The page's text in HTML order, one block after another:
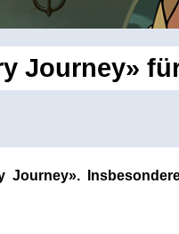
Journey»
Journey».